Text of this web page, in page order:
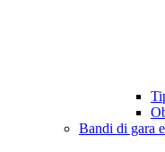
Bandi di gara